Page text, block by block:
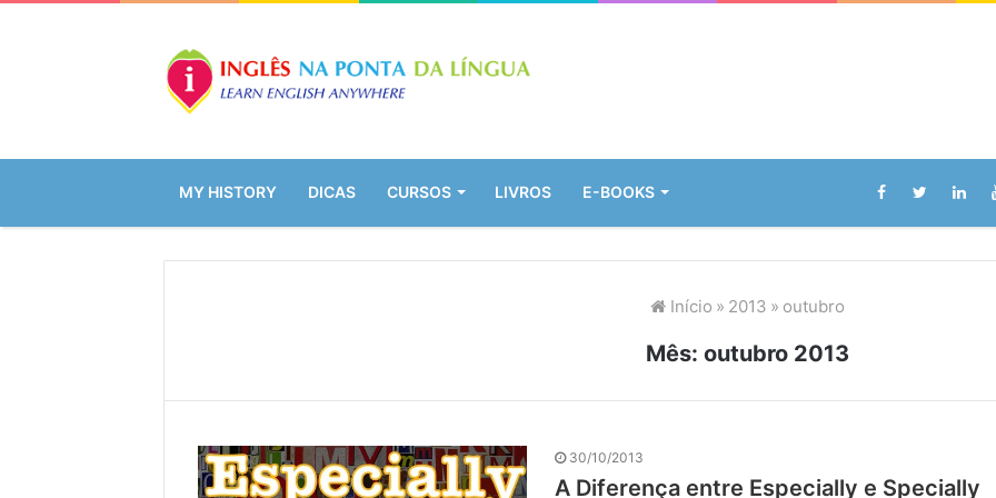
MY HISTORY DICAS CURSOS LIVROS E-BOOKS
Início » 2013 » outubro
Mês: outubro 2013
30/10/2013
A Diferença entre Especially e Specially